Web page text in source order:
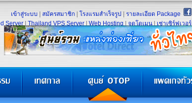
เข้าสู่ระบบ สมัครสมาชิก โรงแรมสำเร็จรูป
รายละเอียด Package
Server Thailand VPS Server Web Hosting จดโดเมน เช่าเซิร์ฟเวอร์